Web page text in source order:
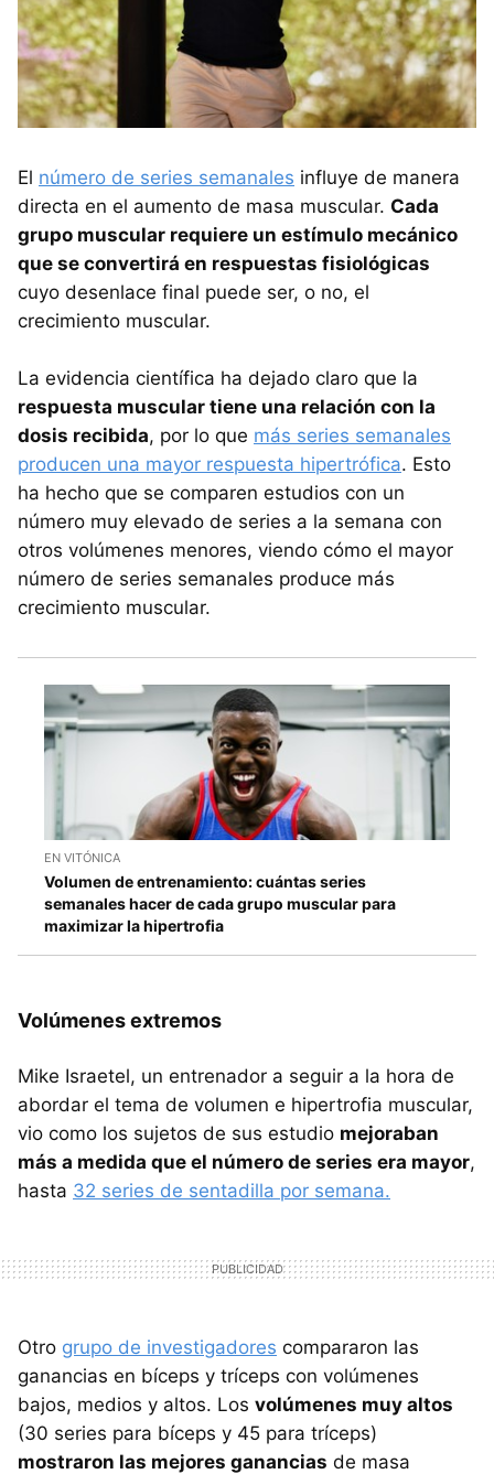
El número de series semanales influye de manera
directa en el aumento de masa muscular. Cada
grupo muscular requiere un estímulo mecánico
que se convertirá en respuestas fisiológicas
cuyo desenlace final puede ser, o no, el
crecimiento muscular.
La evidencia científica ha dejado claro que la
respuesta muscular tiene una relación con la
dosis recibida, por lo que más series semanales
producen una mayor respuesta hipertrófica. Esto
ha hecho que se comparen estudios con un
número muy elevado de series a la semana con
otros volúmenes menores, viendo cómo el mayor
número de series semanales produce más
crecimiento muscular.
EN VITÓNICA
Volumen de entrenamiento: cuántas series
semanales hacer de cada grupo muscular para
maximizar la hipertrofia
Volúmenes extremos
Mike Israetel, un entrenador a seguir a la hora de
abordar el tema de volumen e hipertrofia muscular,
vio como los sujetos de sus estudio mejoraban
más a medida que el número de series era mayor,
hasta 32 series de sentadilla por semana.
Otro grupo de investigadores compararon las
ganancias en bíceps y tríceps con volúmenes
bajos, medios y altos. Los volúmenes muy altos
(30 series para bíceps y 45 para tríceps)
mostraron las mejores ganancias de masa